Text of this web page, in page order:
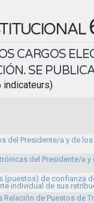
CARGOS
SE
indicateurs)
del Presidente/a y de los
del Presidente/a y
(puestos) de confianza
individual de sus
Relación de Puestos de